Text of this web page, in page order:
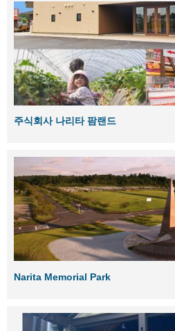
주식회사 나리타 팜랜드
Narita Memorial Park